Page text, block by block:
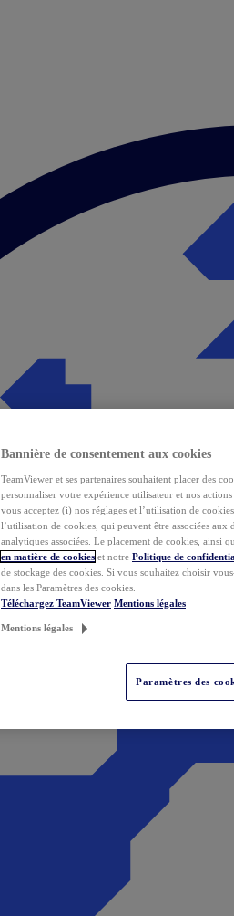
Bannière de consentement aux cookies
TeamViewer et ses partenaires souhaitent placer des
personnaliser votre expérience utilisateur et nos
vous acceptez (i) nos réglages et l’utilisation de
l’utilisation de cookies, qui peuvent être associées aux
analytiques associées. Le placement de cookies, ainsi
en matière de cookies et notre Politique de
de stockage des cookies. Si vous souhaitez choisir
dans les Paramètres des cookies.
Téléchargez TeamViewer Mentions légales
Mentions légales
Paramètres des